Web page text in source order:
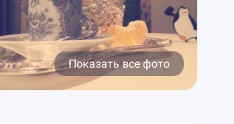
Показать все фото